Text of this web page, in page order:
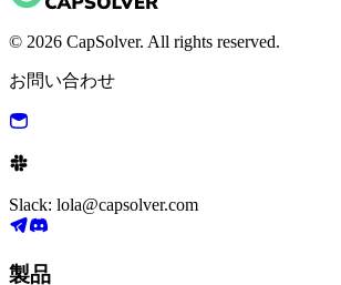
© 2026 CapSolver. All rights reserved.
お問い合わせ
Slack: lola@capsolver.com
製品